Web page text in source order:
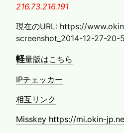
216.73.216.191
現在のURL: https://
screenshot_2014-12-27-
軽量版はこちら
IPチェッカー
相互リンク
Misskey https://mi.okin-